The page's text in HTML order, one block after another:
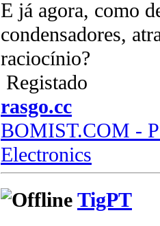
E já agora, como
condensadores,
raciocínio?
Registado
rasgo.cc
BOMIST.COM -
Electronics
TigPT